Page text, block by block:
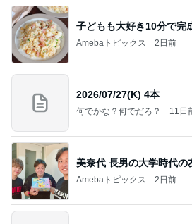
子どもも大好き10分で完
Amebaトピックス 2日前
2026/07/27(K) 4本
何でかな？何でだろ？ 11日
美奈代 長男の大学時代の
Amebaトピックス 2日前